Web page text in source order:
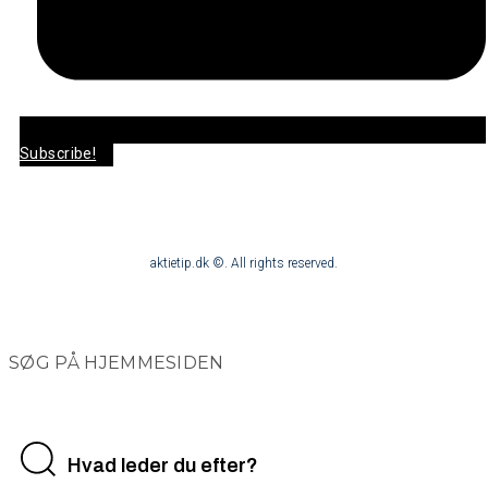
Subscribe!
aktietip.dk ©. All rights reserved.
SØG PÅ HJEMMESIDEN